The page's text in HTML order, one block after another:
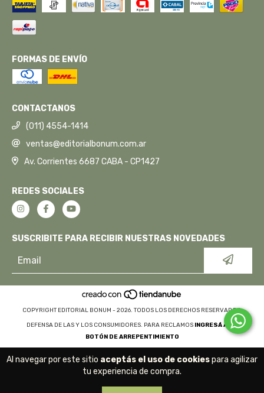
Al navegar por este sitio aceptás el uso de cookiespara agilizar
tu experiencia de compra.
FORMAS DE ENVÍO
CONTACTANOS
(011) 4554-1414
ventas@editorialbonum.com.ar
Av. Corrientes 6687 CABA - CP1427
REDES SOCIALES
SUSCRIBITE PARA RECIBIR NUESTRAS NOVEDADES
COPYRIGHT EDITORIAL BONUM - 2026. TODOS LOS DERECHOS RESERVADOS.
DEFENSA DE LAS Y LOS CONSUMIDORES. PARA RECLAMOS INGRESÁ ACÁ.
BOTÓN DE ARREPENTIMIENTO